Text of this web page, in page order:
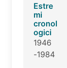
Estre
mi
cronol
ogici
1946
-1984